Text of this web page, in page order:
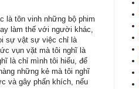
là tôn vinh những bộ phim
làm thế với người khác,
sự vật sự việc chỉ là
vụn vặt mà tôi nghĩ là
là chỉ mình tôi hiểu, để
những kẻ mà tôi nghĩ
và gây phấn khích, nếu